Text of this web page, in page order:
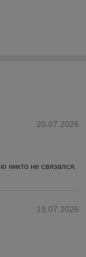
20.07.2026
никто не связался.
19.07.2026